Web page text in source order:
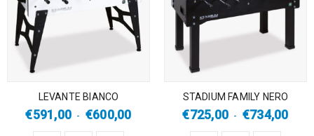
LEVANTE BIANCO
€591,00 - €600,00
STADIUM FAMILY NERO
€725,00 - €734,00